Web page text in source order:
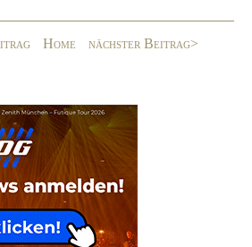
Home nächster Beitrag>